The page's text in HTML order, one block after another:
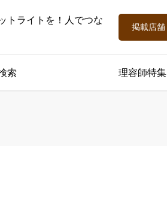
トライトを！人でつな
掲載店舗
索 理容師特集